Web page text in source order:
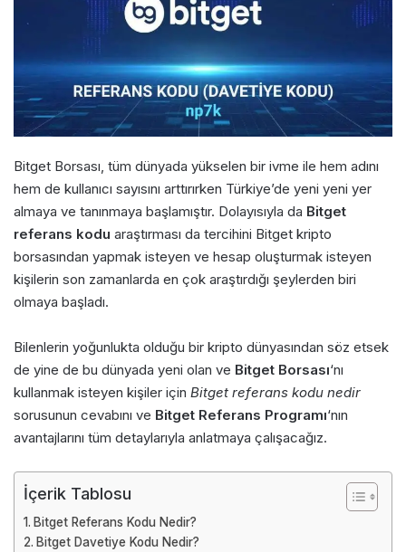
Bitget Borsası, tüm dünyada yükselen bir ivme ile hem adını
hem de kullanıcı sayısını arttırırken Türkiye’de yeni yeni yer
almaya ve tanınmaya başlamıştır. Dolayısıyla da Bitget
referans kodu araştırması da tercihini Bitget kripto
borsasından yapmak isteyen ve hesap oluşturmak isteyen
kişilerin son zamanlarda en çok araştırdığı şeylerden biri
olmaya başladı.
Bilenlerin yoğunlukta olduğu bir kripto dünyasından söz etsek
de yine de bu dünyada yeni olan ve Bitget Borsası‘nı
kullanmak isteyen kişiler için Bitget referans kodu nedir
sorusunun cevabını ve Bitget Referans Programı‘nın
avantajlarını tüm detaylarıyla anlatmaya çalışacağız.
İçerik Tablosu
Bitget Referans Kodu Nedir?
Bitget Davetiye Kodu Nedir?